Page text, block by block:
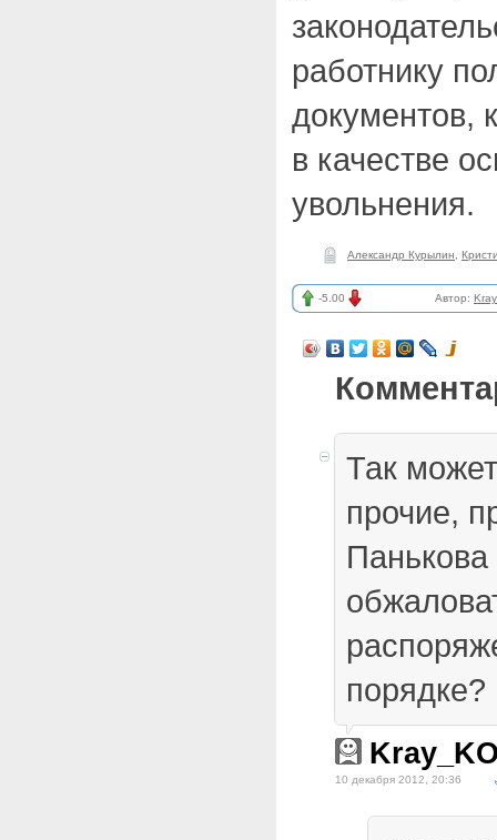
работнику
документов,
в качестве
увольнения.
Александр Курылин
-5.00 Автор:
Так
прочие,
порядке?
10 декабря 2012, 20:36